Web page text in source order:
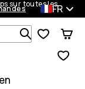
sur toutes lesFR
Recherche